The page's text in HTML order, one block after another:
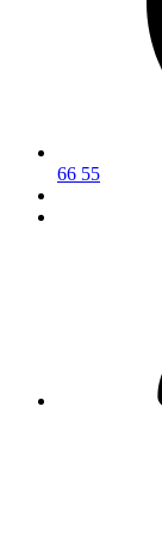
66 55